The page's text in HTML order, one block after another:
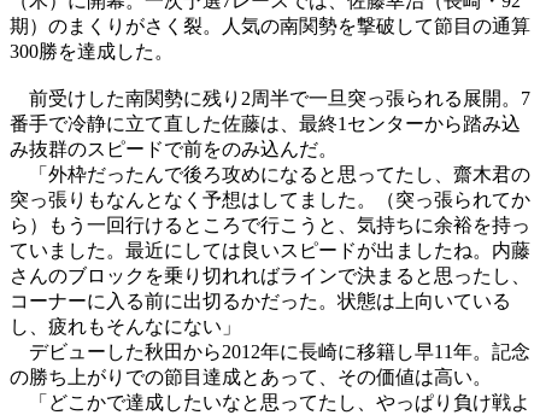
期）のまくりがさく裂。人気の南関勢を撃破して節目の通算
300勝を達成した。
前受けした南関勢に残り2周半で一旦突っ張られる展開。7
番手で冷静に立て直した佐藤は、最終1センターから踏み込
み抜群のスピードで前をのみ込んだ。
「外枠だったんで後ろ攻めになると思ってたし、齋木君の
突っ張りもなんとなく予想はしてました。（突っ張られてか
ら）もう一回行けるところで行こうと、気持ちに余裕を持っ
ていました。最近にしては良いスピードが出ましたね。内藤
さんのブロックを乗り切れればラインで決まると思ったし、
コーナーに入る前に出切るかだった。状態は上向いている
し、疲れもそんなにない」
デビューした秋田から2012年に長崎に移籍し早11年。記念
の勝ち上がりでの節目達成とあって、その価値は高い。
「どこかで達成したいなと思ってたし、やっぱり負け戦よ